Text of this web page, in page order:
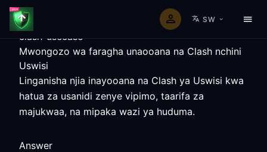
SW
clash-usecase
Mwongozo wa faragha unaooana na Clash nchini
Uswisi
Linganisha njia inayooana na Clash ya Uswisi kwa
hatua za usanidi zenye vipimo, taarifa za
majukwaa, na mipaka wazi ya huduma.
Answer